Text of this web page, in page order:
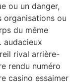
ou un danger,
organisations ou
du même
audacieux
rival arrière-
rendu numéro
casino essaimer